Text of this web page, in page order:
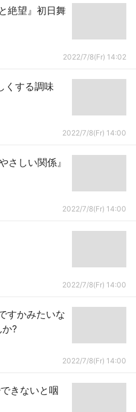
絶望』初日舞
2022/7/8(Fr) 14:02
くする調味
2022/7/8(Fr) 14:00
さしい関係』
2022/7/8(Fr) 14:00
2022/7/8(Fr) 14:00
すかみたいな
?
2022/7/8(Fr) 14:00
きないと咽